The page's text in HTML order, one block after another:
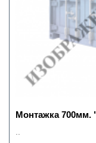
Монтажка